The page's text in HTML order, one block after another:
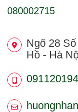
080002715
Ngõ 28
Hồ - Hà